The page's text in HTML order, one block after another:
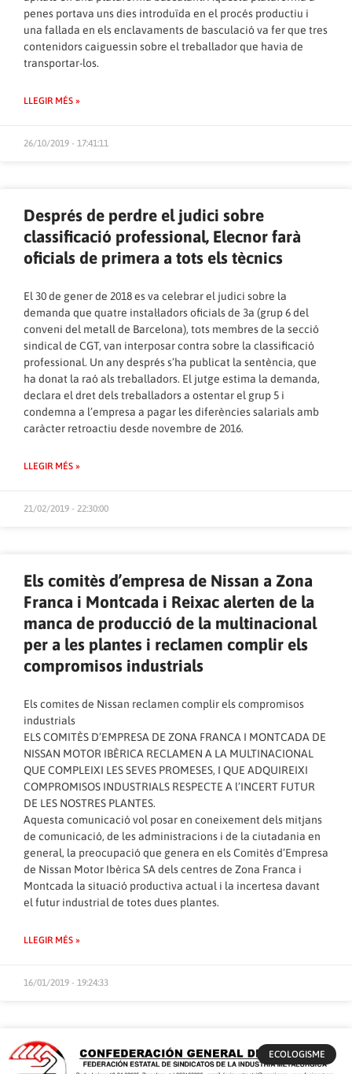
penes portava uns dies introduïda en el procés productiu i
una fallada en els enclavaments de basculació va fer que tres
contenidors caiguessin sobre el treballador que havia de
transportar-los.
LLEGIR MÉS »
26/10/2019 - 17:41:11
Després de perdre el judici sobre
classificació professional, Elecnor farà
oficials de primera a tots els tècnics
El 30 de gener de 2018 es va celebrar el judici sobre la
demanda que quatre instal·ladors oficials de 3a (grup 6 del
conveni del metall de Barcelona), tots membres de la secció
sindical de CGT, van interposar contra sobre la classificació
professional. Un any després s’ha publicat la sentència, que
ha donat la raó als treballadors. El jutge estima la demanda,
declara el dret dels treballadors a ostentar el grup 5 i
condemna a l’empresa a pagar les diferències salarials amb
caràcter retroactiu desde novembre de 2016.
LLEGIR MÉS »
21/02/2019 - 22:30:00
Els comitès d’empresa de Nissan a Zona
Franca i Montcada i Reixac alerten de la
manca de producció de la multinacional
per a les plantes i reclamen complir els
compromisos industrials
Els comites de Nissan reclamen complir els compromisos
industrials
ELS COMITÈS D’EMPRESA DE ZONA FRANCA I MONTCADA DE
NISSAN MOTOR IBÈRICA RECLAMEN A LA MULTINACIONAL
QUE COMPLEIXI LES SEVES PROMESES, I QUE ADQUIREIXI
COMPROMISOS INDUSTRIALS RESPECTE A l’INCERT FUTUR
DE LES NOSTRES PLANTES.
Aquesta comunicació vol posar en coneixement dels mitjans
de comunicació, de les administracions i de la ciutadania en
general, la preocupació que genera en els Comitès d’Empresa
de Nissan Motor Ibèrica SA dels centres de Zona Franca i
Montcada la situació productiva actual i la incertesa davant
el futur industrial de totes dues plantes.
LLEGIR MÉS »
16/01/2019 - 19:24:33
ECOLOGISME